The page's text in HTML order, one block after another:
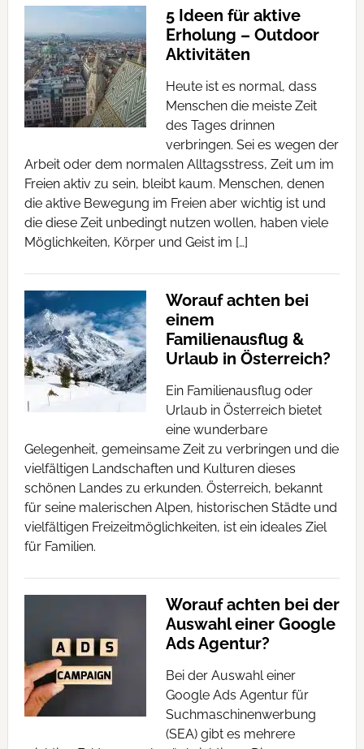
5 Ideen für aktive
Erholung – Outdoor
Aktivitäten
Heute ist es normal, dass
Menschen die meiste Zeit
des Tages drinnen
verbringen. Sei es wegen der
Arbeit oder dem normalen Alltagsstress, Zeit um im
Freien aktiv zu sein, bleibt kaum. Menschen, denen
die aktive Bewegung im Freien aber wichtig ist und
die diese Zeit unbedingt nutzen wollen, haben viele
Möglichkeiten, Körper und Geist im […]
Worauf achten bei
einem
Familienausflug &
Urlaub in Österreich?
Ein Familienausflug oder
Urlaub in Österreich bietet
eine wunderbare
Gelegenheit, gemeinsame Zeit zu verbringen und die
vielfältigen Landschaften und Kulturen dieses
schönen Landes zu erkunden. Österreich, bekannt
für seine malerischen Alpen, historischen Städte und
vielfältigen Freizeitmöglichkeiten, ist ein ideales Ziel
für Familien.
Worauf achten bei der
Auswahl einer Google
Ads Agentur?
Bei der Auswahl einer
Google Ads Agentur für
Suchmaschinenwerbung
(SEA) gibt es mehrere